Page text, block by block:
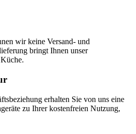
wir keine Versand- und
bringt Ihnen unser
erhalten Sie von uns eine
zu Ihrer kostenfreien Nutzung,